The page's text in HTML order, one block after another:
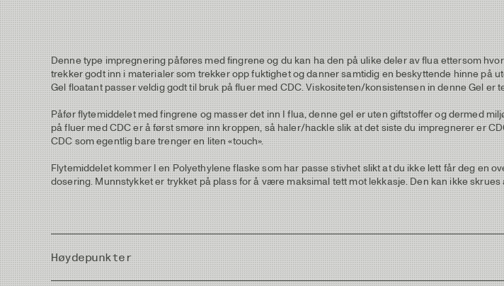
Denne type impregnering påføres med fingrene og du kan ha den på ulike deler av flua ettersom
trekker godt inn i materialer som trekker opp fuktighet og danner samtidig en beskyttende hinne på
Gel floatant passer veldig godt til bruk på fluer med CDC. Viskositeten/konsistensen in denne Gel
Påfør flytemiddelet med fingrene og masser det inn I flua, denne gel er uten giftstoffer og dermed
på fluer med CDC er å først smøre inn kroppen, så haler/hackle slik at det siste du impregnerer er
CDC som egentlig bare trenger en liten «touch».
Flytemiddelet kommer I en Polyethylene flaske som har passe stivhet slikt at du ikke lett får deg en
dosering. Munnstykket er trykket på plass for å være maksimal tett mot lekkasje. Den kan ikke skrues
Høydepunkter